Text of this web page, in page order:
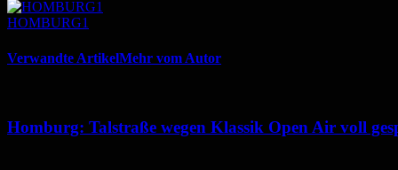
HOMBURG1
Verwandte ArtikelMehr vom Autor
Homburg: Talstraße wegen Klassik Open Air voll